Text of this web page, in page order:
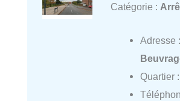
Catégorie :
Adresse :
Quartier :